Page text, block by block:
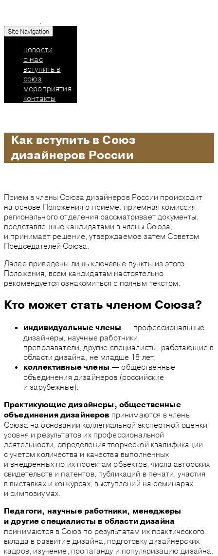
Союз дизайнеров России: челябинское
региональное отделение
Site Navigation
новости
о нас
вступить в
союз
мероприятия
контакты
Как вступить в Союз
дизайнеров России
Прием в члены Союза дизайнеров России происходит
на основе Положения о приёме: приёмная комиссия
регионального отделения рассматривает документы,
представленные кандидатами в члены Союза,
и принимает решение, утверждаемое затем Советом
Председателей Союза.
Далее приведены лишь ключевые пункты из этого
Положения, всем кандидатам настоятельно
рекомендуется ознакомиться с полным текстом.
Кто может стать членом Союза?
индивидуальные члены — профессиональные
дизайнеры, научные работники,
преподаватели, другие специалисты, работающие в
области дизайна, не младше 18 лет;
коллективные члены — общественные
объединения дизайнеров (российские
и зарубежные).
Практикующие дизайнеры, общественные
объединения дизайнеров принимаются в члены
Союза на основании коллегиальной экспертной оценки
уровня и результатов их профессиональной
деятельности, определения творческой квалификации
с учетом количества и качества выполненных
и внедренных по их проектам объектов, числа авторских
свидетельств и патентов, публикаций в печати, участия
в выставках и конкурсах, выступлений на семинарах
и симпозиумах.
Педагоги, научные работники, менеджеры
и другие специалисты в области дизайна
принимаются в Союз по результатам их практического
вклада в развитие дизайна, подготовку дизайнерских
кадров, изучение, пропаганду и популяризацию дизайна.